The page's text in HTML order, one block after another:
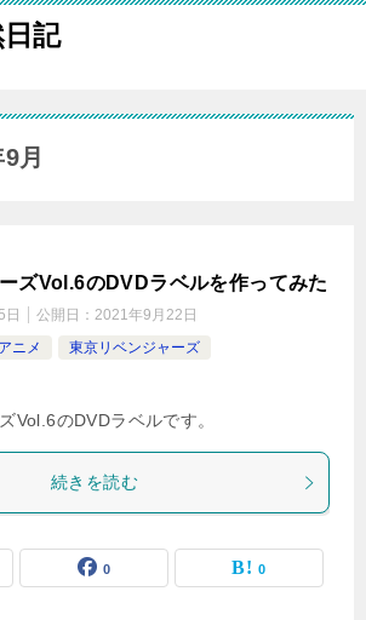
記
月
ズVol.6のDVDラベルを作ってみた
日 公開日： 2021年9月22日
アニメ
東京リベンジャーズ
Vol.6のDVDラベルです。
続きを読む
0 0